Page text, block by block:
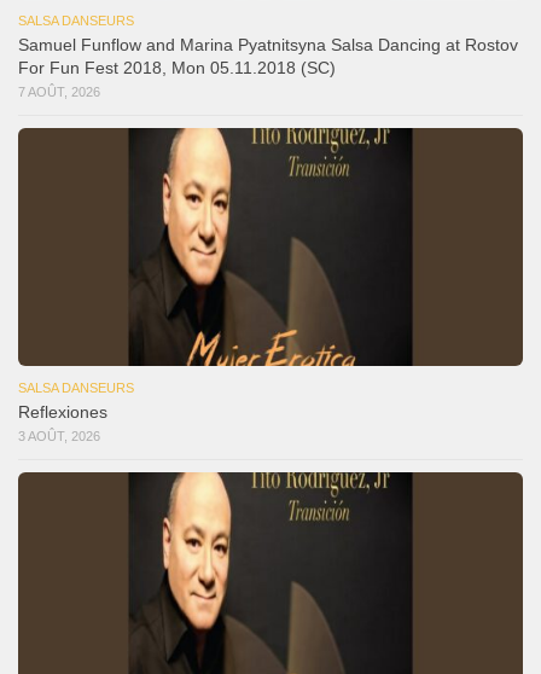
SALSA DANSEURS
Samuel Funflow and Marina Pyatnitsyna Salsa Dancing at Rostov
For Fun Fest 2018, Mon 05.11.2018 (SC)
7 AOÛT, 2026
SALSA DANSEURS
Reflexiones
3 AOÛT, 2026